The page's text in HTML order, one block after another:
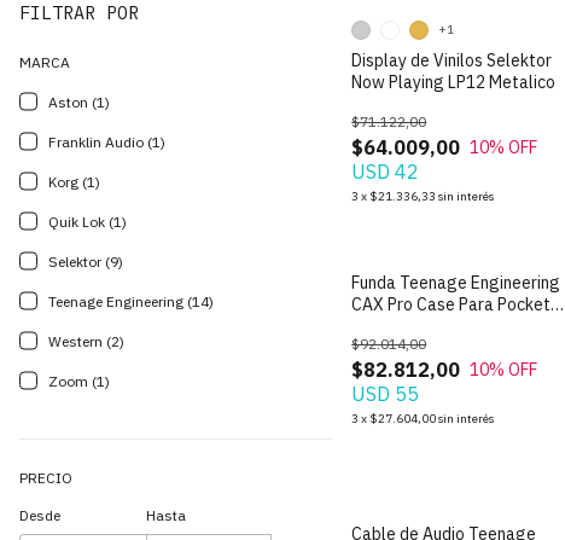
FILTRAR POR
MARCA
Aston (1)
Franklin Audio (1)
Korg (1)
Quik Lok (1)
Selektor (9)
Teenage Engineering (14)
Western (2)
Zoom (1)
PRECIO
Desde Hasta
Display de Vinilos Selektor
Now Playing LP12 Metalico
$64.009,00
$71.122,00
10% OFF
USD 42
3 x $21.336,33 sin interés
+1
Funda Teenage Engineering
CAX Pro Case Para Pocket
$82.812,00
$92.014,00
10% OFF
USD 55
3 x $27.604,00sin interés
Cable de Audio Teenage